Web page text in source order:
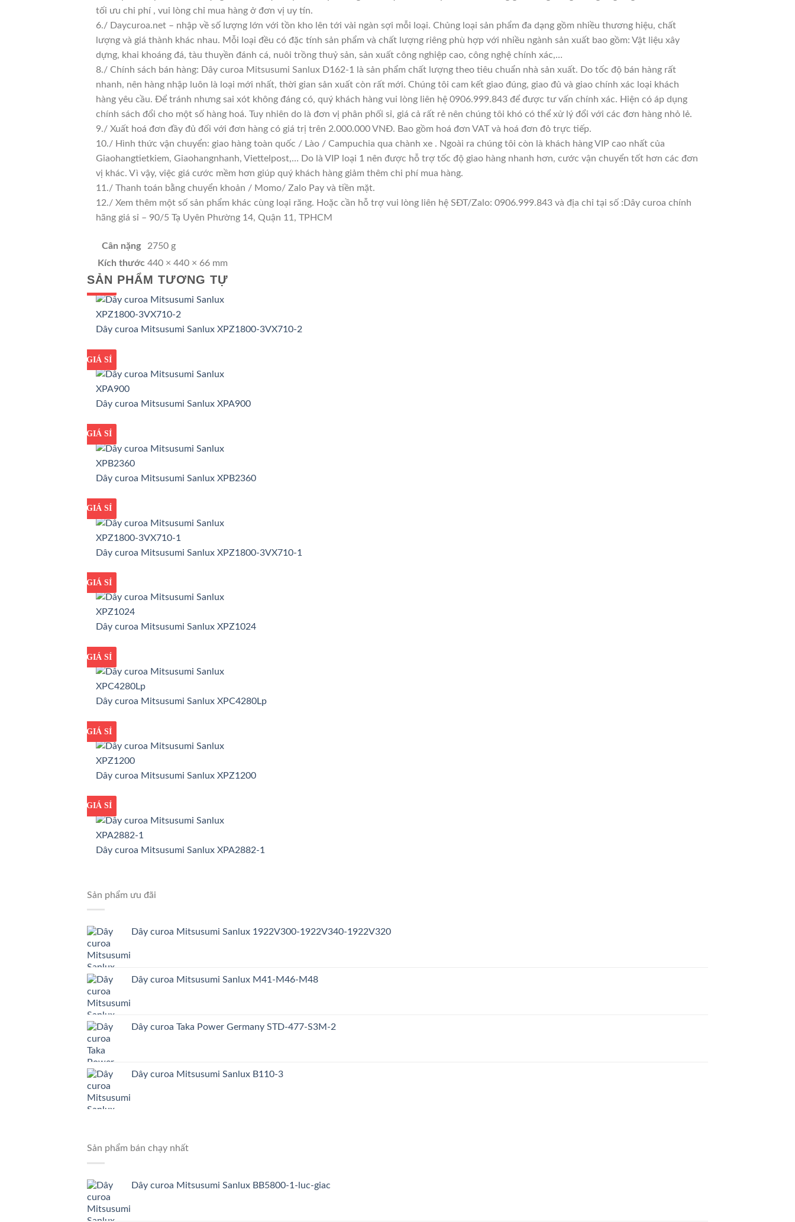
tối ưu chi phí , vui lòng chỉ mua hàng ở đơn vị uy tín.
6./ Daycuroa.net – nhập về số lượng lớn với tồn kho lên tới vài ngàn sợi mỗi loại. Chủng loại sản phẩm đa dạng gồm nhiều thương hiệu, chất
lượng và giá thành khác nhau. Mỗi loại đều có đặc tính sản phẩm và chất lượng riêng phù hợp với nhiều ngành sản xuất bao gồm: Vật liệu xây
dựng, khai khoáng đá, tàu thuyền đánh cá, nuôi trồng thuỷ sản, sản xuất công nghiệp cao, công nghệ chính xác,…
8./ Chính sách bán hàng: Dây curoa Mitsusumi Sanlux D162-1 là sản phẩm chất lượng theo tiêu chuẩn nhà sản xuất. Do tốc độ bán hàng rất
nhanh, nên hàng nhập luôn là loại mới nhất, thời gian sản xuất còn rất mới. Chúng tôi cam kết giao đúng, giao đủ và giao chính xác loại khách
hàng yêu cầu. Để tránh nhưng sai xót không đáng có, quý khách hàng vui lòng liên hệ 0906.999.843 để được tư vấn chính xác. Hiện có áp dụng
chính sách đổi cho một số hàng hoá. Tuy nhiên do là đơn vị phân phối sỉ, giá cả rất rẻ nên chúng tôi khó có thể xử lý đổi với các đơn hàng nhỏ lẻ.
9./ Xuất hoá đơn đầy đủ đối với đơn hàng có giá trị trên 2.000.000 VNĐ. Bao gồm hoá đơn VAT và hoá đơn đỏ trực tiếp.
10./ Hình thức vận chuyển: giao hàng toàn quốc / Lào / Campuchia qua chành xe . Ngoài ra chúng tôi còn là khách hàng VIP cao nhất của
Giaohangtietkiem, Giaohangnhanh, Viettelpost,… Do là VIP loại 1 nên được hỗ trợ tốc độ giao hàng nhanh hơn, cước vận chuyển tốt hơn các đơn
vị khác. Vì vậy, việc giá cước mềm hơn giúp quý khách hàng giảm thêm chi phí mua hàng.
11./ Thanh toán bằng chuyển khoản / Momo/ Zalo Pay và tiền mặt.
12./ Xem thêm một số sản phẩm khác cùng loại răng. Hoặc cần hỗ trợ vui lòng liên hệ SĐT/Zalo: 0906.999.843 và địa chỉ tại số :Dây curoa chính
hãng giá sỉ – 90/5 Tạ Uyên Phường 14, Quận 11, TPHCM
Cân nặng
2750 g
Kích thước 440 × 440 × 66 mm
SẢN PHẨM TƯƠNG TỰ
GIÁ TỐT
GIÁ SỈ
Dây curoa Mitsusumi Sanlux XPZ1800-3VX710-2
GIÁ TỐT
GIÁ SỈ
Dây curoa Mitsusumi Sanlux XPA900
GIÁ TỐT
GIÁ SỈ
Dây curoa Mitsusumi Sanlux XPB2360
GIÁ TỐT
GIÁ SỈ
Dây curoa Mitsusumi Sanlux XPZ1800-3VX710-1
GIÁ TỐT
GIÁ SỈ
Dây curoa Mitsusumi Sanlux XPZ1024
GIÁ TỐT
GIÁ SỈ
Dây curoa Mitsusumi Sanlux XPC4280Lp
GIÁ TỐT
GIÁ SỈ
Dây curoa Mitsusumi Sanlux XPZ1200
GIÁ TỐT
GIÁ SỈ
Dây curoa Mitsusumi Sanlux XPA2882-1
Sản phẩm ưu đãi
Dây curoa Mitsusumi Sanlux 1922V300-1922V340-1922V320
Dây curoa Mitsusumi Sanlux M41-M46-M48
Dây curoa Taka Power Germany STD-477-S3M-2
Dây curoa Mitsusumi Sanlux B110-3
Sản phẩm bán chạy nhất
Dây curoa Mitsusumi Sanlux BB5800-1-luc-giac